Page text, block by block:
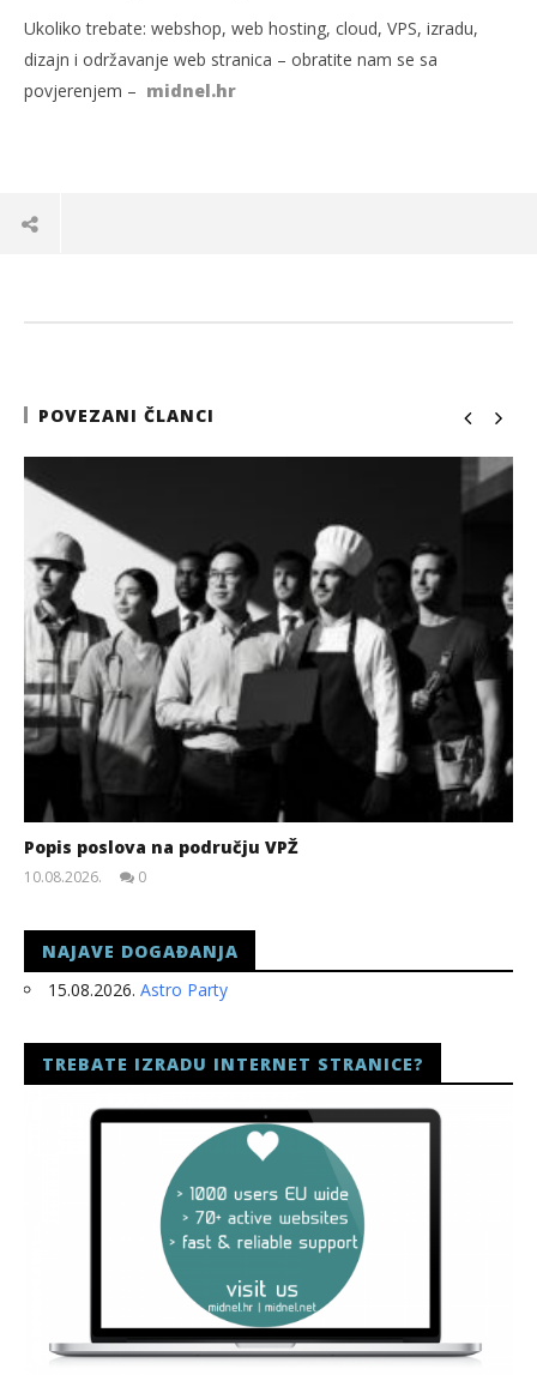
Ukoliko trebate: webshop, web hosting, cloud, VPS, izradu,
dizajn i održavanje web stranica – obratite nam se sa
povjerenjem – midnel.hr
POVEZANI ČLANCI
Popis poslova na području VPŽ
10.08.2026.
0
NAJAVE DOGAĐANJA
15.08.2026. Astro Party
TREBATE IZRADU INTERNET STRANICE?